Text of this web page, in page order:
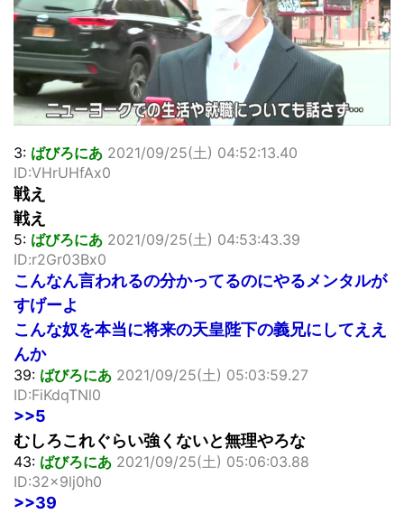
「洋画に日本版主題歌は必要か?」論争
超能力が使えるようになったので限界まで極める事にした件
その２
北原ももさんの挑発!!!
【画像】『プリズマ☆イリヤ』の新グッズ、流石に一線を越
えてしまう
敵「ダンクーガは合体するまでが長過ぎてつまらない」←合
まとめチェッカーは閉鎖しました。RSSの解除をお願いしま
す。
NHKにようこそ！を見終えたんだがｗｗｗ
Powered by livedoor 相互RSS
3: ばびろにあ 2021/09/25(土) 04:52:13.40
ID:VHrUHfAx0
戦え
戦え
5: ばびろにあ 2021/09/25(土) 04:53:43.39
ID:r2Gr03Bx0
こんなん言われるの分かってるのにやるメンタルが
すげーよ
こんな奴を本当に将来の天皇陛下の義兄にしてええ
んか
39: ばびろにあ 2021/09/25(土) 05:03:59.27
ID:FiKdqTNl0
>>5
むしろこれぐらい強くないと無理やろな
43: ばびろにあ 2021/09/25(土) 05:06:03.88
ID:32x9lj0h0
>>39